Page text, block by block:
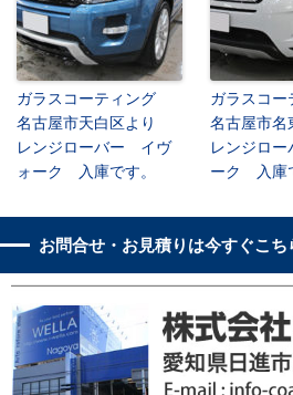
ガラスコーティング
名古屋市天白区より
レンジローバー イヴ
ォーク 入庫です。
ガラスコ
名古屋市
レンジロー
ーク 入庫
お問合せ・お見積りは今すぐこち